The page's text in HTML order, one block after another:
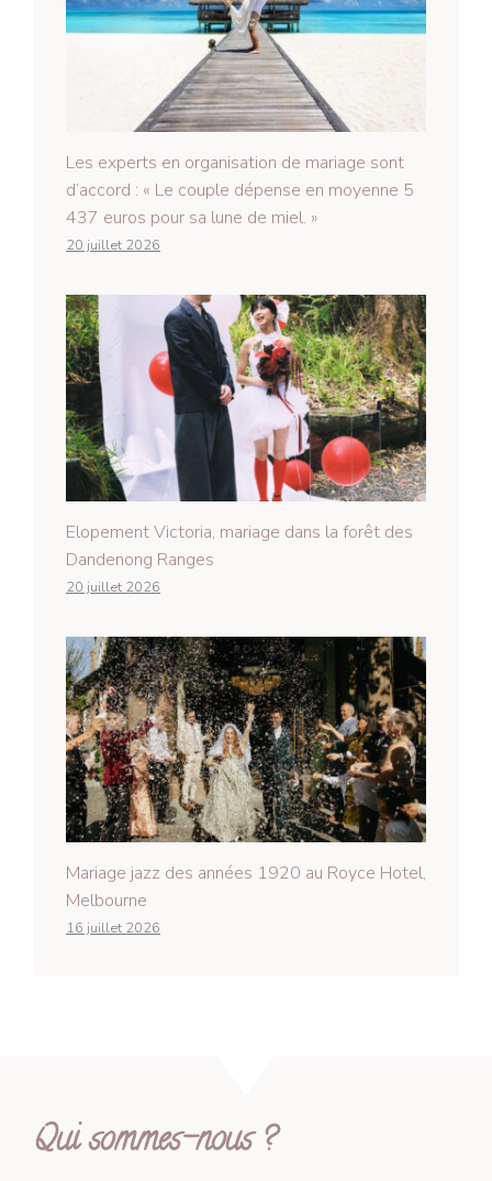
Les experts en organisation de mariage sont
d’accord : « Le couple dépense en moyenne 5
437 euros pour sa lune de miel. »
20 juillet 2026
Elopement Victoria, mariage dans la forêt des
Dandenong Ranges
20 juillet 2026
Mariage jazz des années 1920 au Royce Hotel,
Melbourne
16 juillet 2026
Qui sommes-nous ?